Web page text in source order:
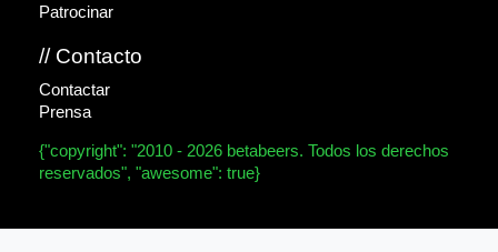
Patrocinar
// Contacto
Contactar
Prensa
{"copyright": "2010 - 2026 betabeers. Todos los derechos
reservados", "awesome": true}